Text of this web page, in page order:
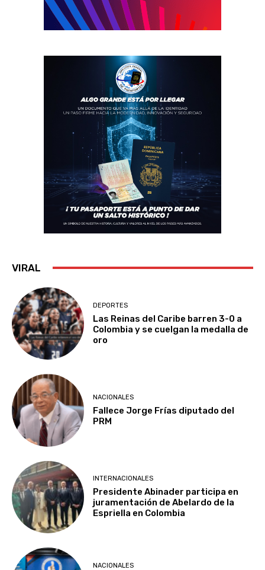
VIRAL
DEPORTES
Las Reinas del Caribe barren 3-0 a
Colombia y se cuelgan la medalla de
oro
NACIONALES
Fallece Jorge Frías diputado del
PRM
INTERNACIONALES
Presidente Abinader participa en
juramentación de Abelardo de la
Espriella en Colombia
NACIONALES